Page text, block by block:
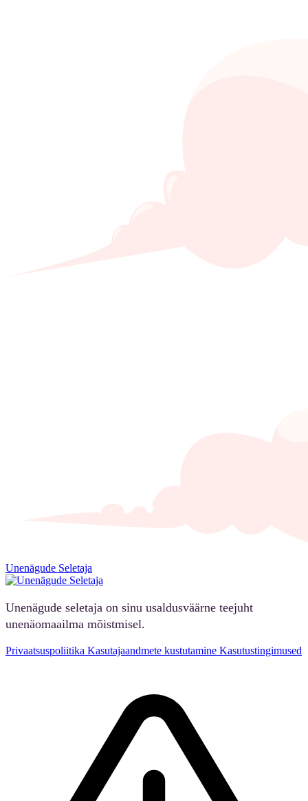
Unenägude Seletaja
Unenägude seletaja on sinu usaldusväärne teejuht
unenäomaailma mõistmisel.
Privaatsuspoliitika Kasutajaandmete kustutamine Kasutustingimused